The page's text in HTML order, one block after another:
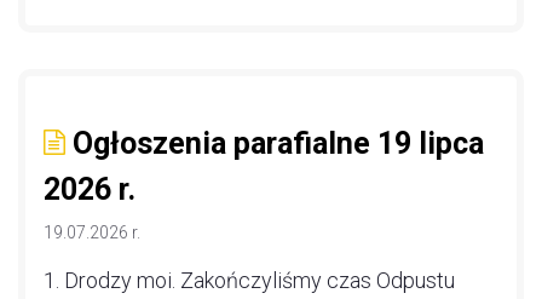
Ogłoszenia parafialne 19 lipca
2026 r.
19.07.2026 r.
1. Drodzy moi. Zakończyliśmy czas Odpustu